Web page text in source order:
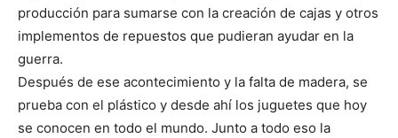
producción para sumarse con la creación de cajas y otros
implementos de repuestos que pudieran ayudar en la
guerra.
Después de ese acontecimiento y la falta de madera, se
prueba con el plástico y desde ahí los juguetes que hoy
se conocen en todo el mundo. Junto a todo eso la